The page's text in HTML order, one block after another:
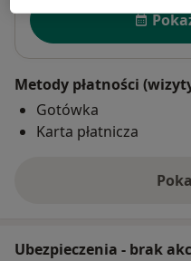
Metody płatności
Gotówka
Karta płatnicza
Ubezpieczenia - brak